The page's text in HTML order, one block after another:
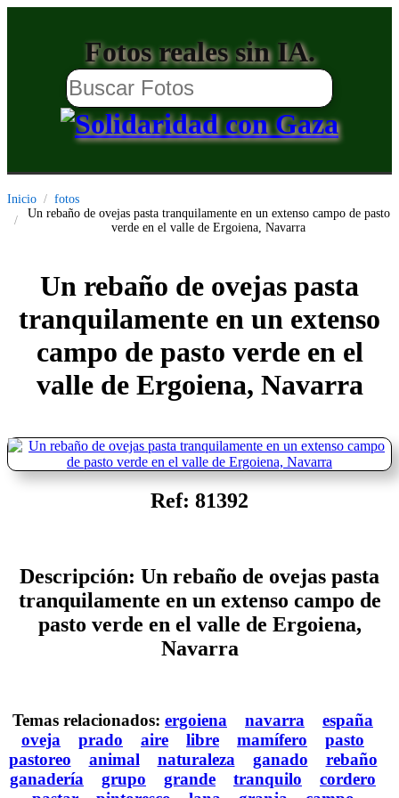
Fotos reales sin IA.
Inicio
fotos
Un rebaño de ovejas pasta tranquilamente en un extenso campo de pasto
verde en el valle de Ergoiena, Navarra
Un rebaño de ovejas pasta
tranquilamente en un extenso
campo de pasto verde en el
valle de Ergoiena, Navarra
Ref: 81392
Descripción: Un rebaño de ovejas pasta
tranquilamente en un extenso campo de
pasto verde en el valle de Ergoiena,
Navarra
Temas relacionados: ergoiena navarra
españa
oveja
prado aire libre mamífero
pasto
pastoreo
animal naturaleza ganado
rebaño
ganadería
grupo grande tranquilo
cordero